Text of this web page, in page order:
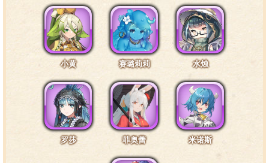
你什么时候在的？
特训1阶段台词1·头部2
银发……很漂亮？噢……嗯？啊，谢、谢谢……
特训1阶段台词2·面部2
小黄 赛璐莉莉 水烛
罗莎 菲奥蕾 米诺斯